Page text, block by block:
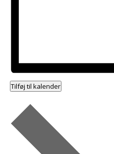
Tilføj til kalender